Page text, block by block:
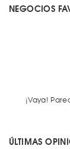
NEGOCIOS
¡Vaya!
ÚLTIMAS